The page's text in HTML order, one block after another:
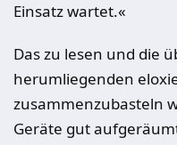
Einsatz wartet.«
Das zu lesen und die
herumliegenden
zusammenzubasteln
Geräte gut